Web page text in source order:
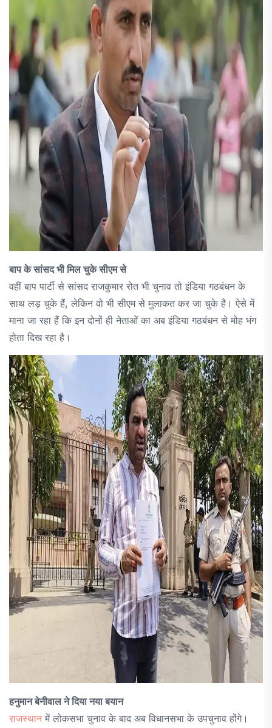
बाप के सांसद भी मिल चुके सीएम से
वहीं बाप पार्टी से सांसद राजकुमार रोत भी चुनाव तो इंडिया गठबंधन के
साथ लड़ चुके हैं, लेकिन वो भी सीएम से मुलाकत कर जा चुके है। ऐसे में
माना जा रहा हैं कि इन दोनों ही नेताओं का अब इंडिया गठबंधन से मोह भंग
होता दिख रहा है।
हनुमान बेनीवाल ने दिया नया बयान
राजस्थान में लोकसभा चुनाव के बाद अब विधानसभा के उपचुनाव होंगे।